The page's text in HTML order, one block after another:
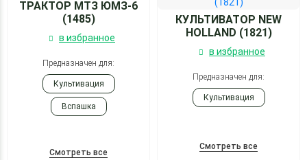
ТРАКТОР МТЗ ЮМЗ-6
(1485)
в избранное
Предназначен для:
Культивация
Вспашка
Смотреть все
КУЛЬТИВАТОР NEW
HOLLAND (1821)
в избранное
Предназначен для:
Культивация
Смотреть все